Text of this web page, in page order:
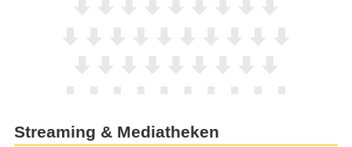
Streaming & Mediatheken